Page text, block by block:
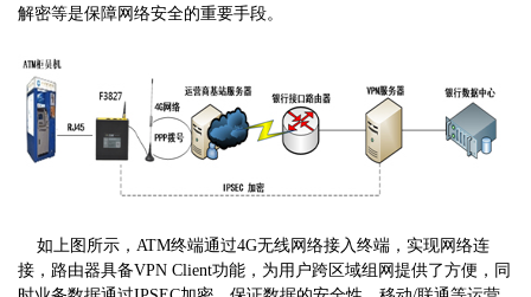
解密等是保障网络安全的重要手段。
如上图所示，ATM终端通过4G无线网络接入终端，实现网络连
接，路由器具备VPN Client功能，为用户跨区域组网提供了方便，同